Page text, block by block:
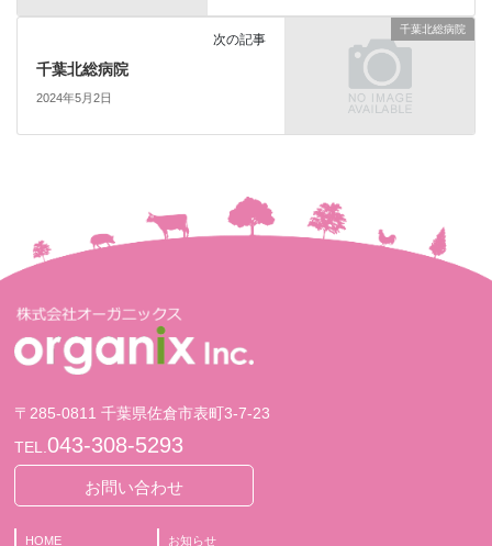
千葉北総病院
次の記事
千葉北総病院
2024年5月2日
〒285-0811 千葉県佐倉市表町3-7-23
TEL.043-308-5293
お問い合わせ
HOME お知らせ